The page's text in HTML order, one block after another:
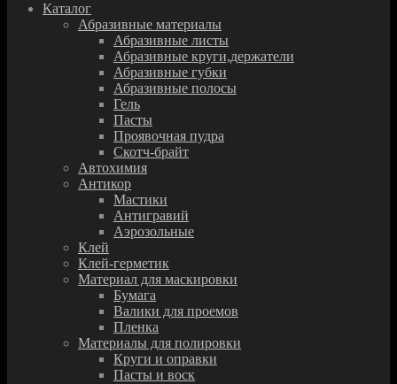
Каталог
Абразивные материалы
Абразивные листы
Абразивные круги,держатели
Абразивные губки
Абразивные полосы
Гель
Пасты
Проявочная пудра
Скотч-брайт
Автохимия
Антикор
Мастики
Антигравий
Аэрозольные
Клей
Клей-герметик
Материал для маскировки
Бумага
Валики для проемов
Пленка
Материалы для полировки
Круги и оправки
Пасты и воск